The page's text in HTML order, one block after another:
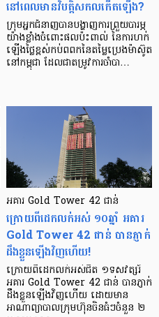
នៅពេលមានវិបត្តិសកលកើតឡើង?
ក្រុមអ្នកជំនាញបានបង្ហាញការព្រួយបារម្ភ
យ៉ាងខ្លាំងចំពោះផលប៉ះពាល់ នៃការហក់
ឡើងថ្លៃខ្ពស់កប់ពពកនៃតម្លៃប្រេងម៉ាស៊ូត
នៅកម្ពុជា ដែលជាតម្រូវការចាំបា…
អគារ Gold Tower 42 ជាន់
ក្រោយពីដេកលក់អស់ ១០ឆ្នាំ អគារ
Gold Tower 42 ជាន់ បានភ្ញាក់
ដឹងខ្លួនឡើងវិញហើយ!
ក្រោយពីដេកលក់អស់ជិត ១ទសវត្សរ៍
អគារ Gold Tower 42 ជាន់ បានភ្ញាក់
ដឹងខ្លួនឡើងវិញហើយ ដោយមាន
អាណាព្យាបាលក្រុមហ៊ុនចិនធំៗចំនួន ២